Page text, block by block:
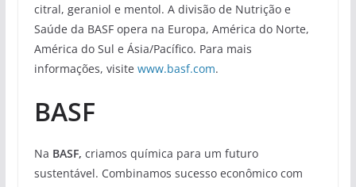
citral, geraniol e mentol. A divisão de Nutrição e
Saúde da BASF opera na Europa, América do Norte,
América do Sul e Ásia/Pacífico. Para mais
informações, visite www.basf.com.
BASF
Na BASF, criamos química para um futuro
sustentável. Combinamos sucesso econômico com